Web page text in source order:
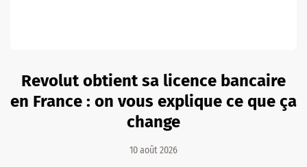
Revolut obtient sa licence bancaire
en France : on vous explique ce que ça
change
10 août 2026